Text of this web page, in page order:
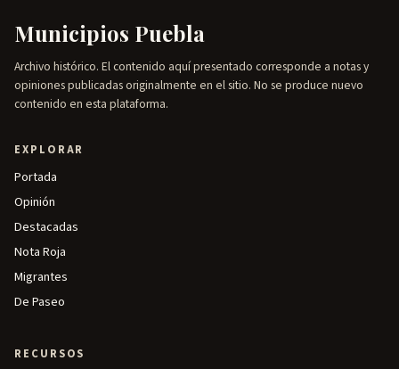
Municipios Puebla
Archivo histórico. El contenido aquí presentado corresponde a notas y
opiniones publicadas originalmente en el sitio. No se produce nuevo
contenido en esta plataforma.
EXPLORAR
Portada
Opinión
Destacadas
Nota Roja
Migrantes
De Paseo
RECURSOS